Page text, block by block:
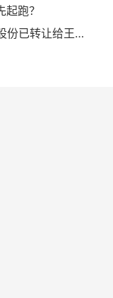
跑？
乐视体育回应王健林退出传闻：股份已转让给王思聪